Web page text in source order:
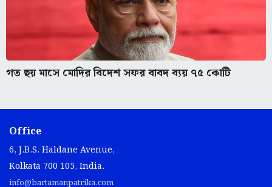
গত ছয় মাসে মোদির বিদেশ সফর বাবদ ব্যয় ৭৫ কোটি
Office
6, J.B.S. Haldane Avenue,
Kolkata 700 105, India.
info@bartamanpatrika.com